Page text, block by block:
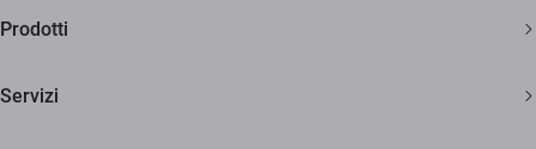
Prodotti
Servizi